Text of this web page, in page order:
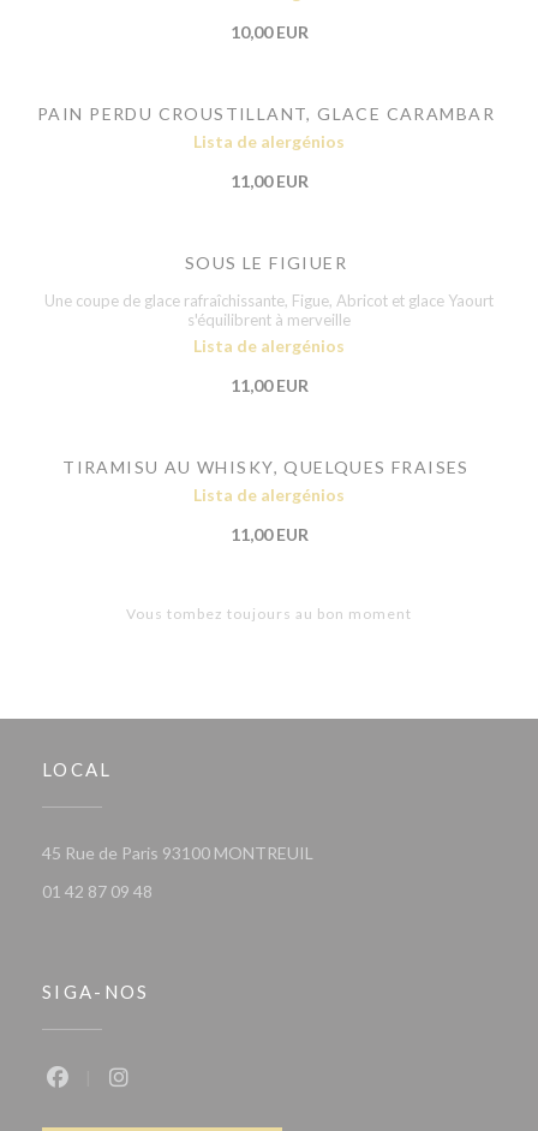
10,00 EUR
PAIN PERDU CROUSTILLANT, GLACE CARAMBAR
Lista de alergénios
11,00 EUR
SOUS LE FIGIUER
Une coupe de glace rafraîchissante, Figue, Abricot et glace Yaourt
s'équilibrent à merveille
Lista de alergénios
11,00 EUR
TIRAMISU AU WHISKY, QUELQUES FRAISES
Lista de alergénios
11,00 EUR
Vous tombez toujours au bon moment
LOCAL
45 Rue de Paris 93100 MONTREUIL
01 42 87 09 48
SIGA-NOS